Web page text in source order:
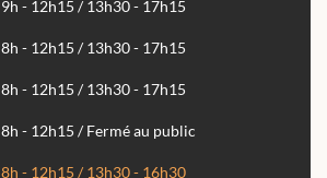
9h - 12h15 / 13h30 - 17h15
8h - 12h15 / 13h30 - 17h15
8h - 12h15 / 13h30 - 17h15
8h - 12h15 / Fermé au public
8h - 12h15 / 13h30 - 16h30